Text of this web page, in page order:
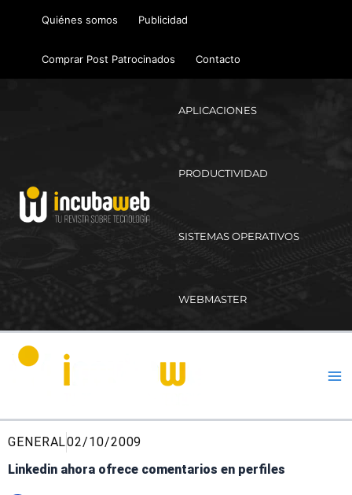
Quiénes somos Publicidad
Comprar Post Patrocinados Contacto
APLICACIONES
PRODUCTIVIDAD
SISTEMAS OPERATIVOS
WEBMASTER
GENERAL02/10/2009
Linkedin ahora ofrece comentarios en perfiles